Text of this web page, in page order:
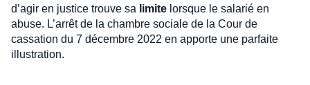
d’agir en justice trouve sa limite lorsque le salarié en
abuse. L’arrêt de la chambre sociale de la Cour de
cassation du 7 décembre 2022 en apporte une parfaite
illustration.